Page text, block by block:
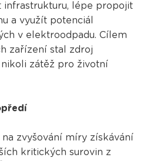
infrastrukturu, lépe propojit
a využít potenciál
v elektroodpadu. Cílem
zařízení stal zdroj
zátěž pro životní
zvyšování míry získávání
kritických surovin z